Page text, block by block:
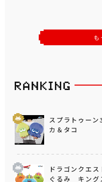
も
スプラトゥー
カ＆タコ
ドラゴンクエ
ぐるみ キング